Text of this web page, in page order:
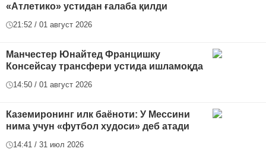
«Атлетико» устидан ғалаба қилди
21:52 / 01 август 2026
Манчестер Юнайтед Францишку
Консейсау трансфери устида ишламоқда
14:50 / 01 август 2026
Каземиронинг илк баёноти: У Мессини
нима учун «футбол худоси» деб атади
14:41 / 31 июл 2026